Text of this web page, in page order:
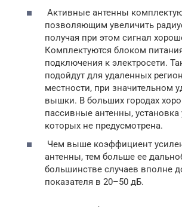
Активные антенны
позволяющим увеличить
получая при этом сигнал
Комплектуются блоком
подключения к электросети.
подойдут для удаленных
местности, при значительном
вышки. В больших городах
пассивные антенны, установка
которых не предусмотрена.
Чем выше коэффициент
антенны, тем больше ее
большинстве случаев вполне
показателя в 20–50 дБ.